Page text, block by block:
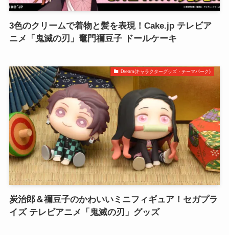
3色のクリームで着物と髪を表現！Cake.jp テレビア
ニメ「鬼滅の刃」竈門禰豆子 ドールケーキ
Dream(キャラクターグッズ・テーマパーク)
炭治郎＆禰豆子のかわいいミニフィギュア！セガプラ
イズ テレビアニメ「鬼滅の刃」グッズ